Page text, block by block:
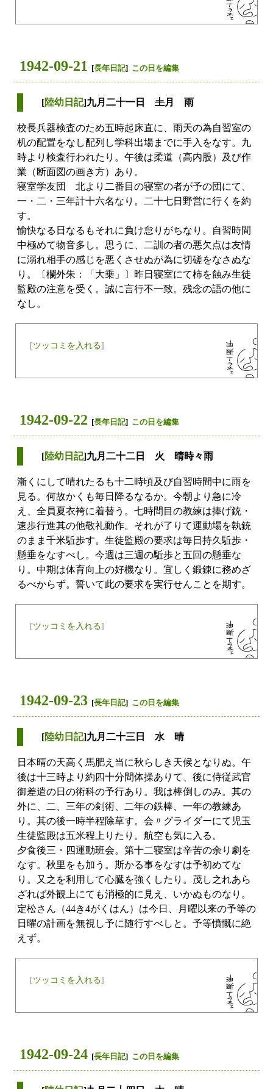
1942-09-21 [長年日記] この日を編集
[陸幼日記]九月二十一日 土月 雨
校長兵器検査のため五時起床直に、雨天の為自習室の
机の配置をなし配列し学科出場までに手入をなす。九
時より検査行われたり。午後は柔道（高内股）及び作
業（断面図の画き方）あり。
寝室学友団 北より二番目の寝室の者が予の団にて、
一・二・三年計十六名なり。二十七日野営に行くを約
す。
愉快なる日なるもそれに負け怠りがちなり。自習時間
中極めて物音多し。思うに、二訓の者の悪欠点は友情
に溺れ相手の感じを悪くさせぬが為に切磋をなさぬな
り。〔欄外朱：「大乗」〕昨日寝室にて柿を蝕み生徒
監殿の注意を受く。誠に言行不一致。残念の語の他に
なし。
[ツッコミを入れる]
1942-09-22 [長年日記] この日を編集
[陸幼日記]九月二十二日 火 晴時々雨
漸くにして晴れたるも十二時頃及び自習時間中に雨を
見る。何故かくも毎日降るなるか。今朝より急に冷
え、全員夏衣袴に着替う。七時間目の教練は捧げ銃・
速歩行進其の他敬礼動作。それが了りて運動場を執銃
のまま千米駈歩す。生徒監殿の要求は毎日持久駈歩・
懸垂をなすべし。今週は三週の駈歩と五回の懸垂な
り。中期は体育向上の好機なり。宜しく鍛錬に務めざ
るべからず。誓いて此の要求を実行せんことを期す。
[ツッコミを入れる]
1942-09-23 [長年日記] この日を編集
[陸幼日記]九月二十三日 水 晴
日本晴の天高く馬肥え当に秋らしき天候となりぬ。午
後は十三時より約四十分間体操ありて、後に侍従武官
御差遣の日の術科の予行あり。我は棒倒しのみ。其の
外に、二、三年の剣術、二年の鉄棒、一年の教練あ
り。其の後一時半程除草す。会〃グライダーにて児玉
生徒監殿は五米程上りたり。航空も気に入る。
夕食後三・四運動班会。第十二寝室は辛苦の余り劇を
なす。秋里をも加う。斯かる事をなすは予初めてな
り。又之を利用して心臓を強くしたり。茂し之れあら
ざれば外観上にても消極的に見え、いかぬものなり。
定松さん（44き4がくはん）は今日、月曜以来の予等の
日曜の計画を無視し予に随行すべしと。予等憤慨に絶
えず。
[ツッコミを入れる]
1942-09-24 [長年日記] この日を編集